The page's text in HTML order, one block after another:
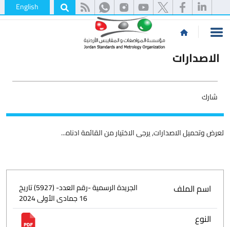
English
الاصدارات
شارك
لعرض وتحميل الاصدارات, يرجى الاختيار من القائمة ادناه...
اسم الملف
الجريدة الرسمية -رقم العدد- (5927) تاريخ
16 جمادى الأولى 2024
النوع